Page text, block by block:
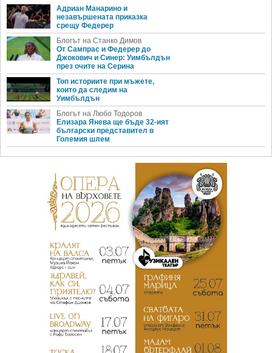
Адриан Манарино и
незавършената приказка
срещу Федерер
Блогът на Станко Димов
От Сампрас и Федерер до
Джокович и Синер: Уимбълдън
през очите на Серина
Топ историите при мъжете,
които да следим на
Уимбълдън
Блогът на Любо Тодоров
Елизара Янева ще бъде 32-ият
български представител в
Големия шлем